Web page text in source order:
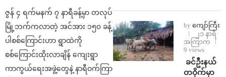
ဇွန် ၄ ရက်မနက် ၇ နာရီခန့်မှာ တလုပ်
မြို့ဘက်ကလာတဲ့ အင်အား ၁၅၀ ခန့်
ပါစစ်ကြောင်းဟာ ရွာထဲကို
စစ်ကြောင်းထိုးလာချိန် ကျေးရွာ
ကာကွယ်ရေးအဖွဲ့တွေနဲ့ နာရီဝက်ကြာ
by ကျော်ကြီး
၂၁ နာရီ
အကြာက
9 views
⁩ ⁨ခင်ဦးနယ်
တဝိုက်မှာ